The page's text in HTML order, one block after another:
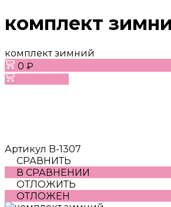
комплект
комплект зимний
0 ₽
Артикул B-1307
СРАВНИТЬ
В СРАВНЕНИИ
ОТЛОЖИТЬ
ОТЛОЖЕН